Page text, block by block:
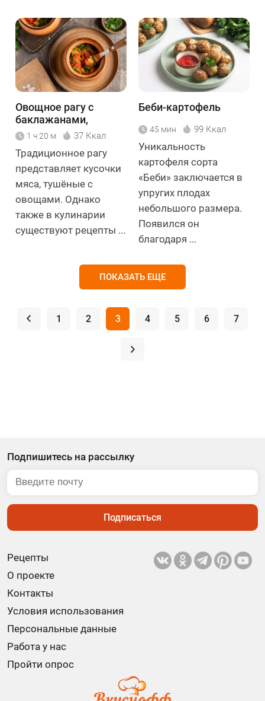
Овощное рагу с
баклажанами,
болгарским перцем и
помидорами
1 ч 20 м 37 Ккал
Традиционное рагу
представляет кусочки
мяса, тушёные с
овощами. Однако
также в кулинарии
существуют рецепты ...
Беби-картофель
45 мин 99 Ккал
Уникальность
картофеля сорта
«Беби» заключается в
упругих плодах
небольшого размера.
Появился он
благодаря ...
ПОКАЗАТЬ ЕЩЕ
. 1 2 3 4 5 6 7
.
Рецепты
О проекте
Контакты
Условия использования
Персональные данные
Работа у нас
Пройти опрос
Подпишитесь на рассылку
Подписаться